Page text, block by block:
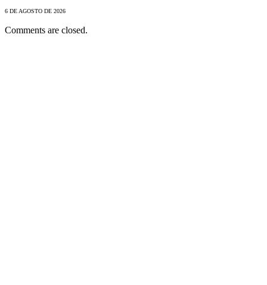
6 DE AGOSTO DE 2026
Comments are closed.